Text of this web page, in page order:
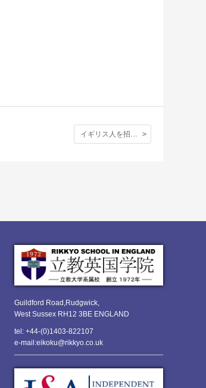
イギリス人を招いて日本文化紹介。Japanese Eveningの様子はこちら。
Guildford Road,Rudgwick,
West Sussex RH12 3BE ENGLAND
tel: +44-(0)1403-822107
e-mail:eikoku@rikkyo.co.uk